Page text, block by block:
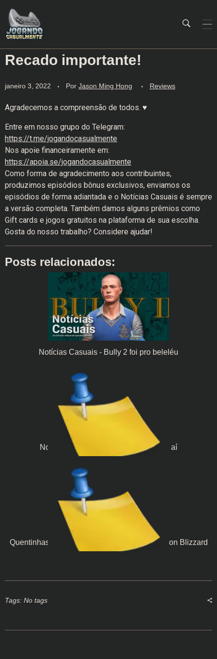
Jogando Casualmente
Conteúdo family friendly sobre games! Desde 2019 analisando jogos.
Recado importante!
janeiro 3, 2022 Por Jason Ming Hong Reviews
Agradecemos a compreensão de todos. ♥
Entre em nosso grupo do Telegram:
https://t.me/jogandocasualmente
Nos apoie financeiramente em:
https://apoia.se/jogandocasualmente
Como forma de agradecimento aos contribuintes,
produzimos episódios bônus exclusivos, enviamos os
episódios de forma adiantada e o Notícias Casuais é sempre
a versão completa. Também damos alguns prêmios como
Gift cards e jogos gratuitos na plataforma de sua escolha.
Gosta do nosso trabalho? Considere ajudar!
Posts relacionados:
Notícias Casuais - Bully 2 foi pro beleléu
Notícias Casuais - A E3 2021 tá vindo aí
Quentinhas casuais - Microsoft compra Activision Blizzard
Tags: No tags